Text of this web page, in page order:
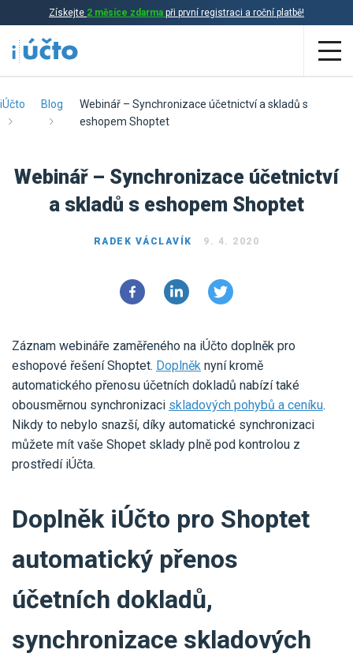
Získejte 2 měsíce zdarma při první registraci a roční platbě!
Aplikace
Daňová evidence
Fakturace
Přehled funkcí
Online daňová evidence
Online fakturace
Propojení s bankou
Účetní a manažerské reporty
Ceník a sklady
Pro uživatele iÚčto
Poptávka účetních služeb
Ceník účetních služeb
Pro koho je určené
Pro firmy
Pro živnostníky
VYZKOUŠET ZDARMA PŘIHLÁSIT SE
iÚčto Blog
Webinář – Synchronizace účetnictví a skladů s
eshopem Shoptet
Webinář – Synchronizace účetnictví
a skladů s eshopem Shoptet
RADEK VÁCLAVÍK 9. 4. 2020
Záznam webináře zaměřeného na iÚčto doplněk pro
eshopové řešení Shoptet. Doplněk nyní kromě
automatického přenosu účetních dokladů nabízí také
obousměrnou synchronizaci skladových pohybů a ceníku.
Nikdy to nebylo snazší, díky automatické synchronizaci
můžete mít vaše Shopet sklady plně pod kontrolou z
prostředí iÚčta.
Doplněk iÚčto pro Shoptet
automatický přenos
účetních dokladů,
synchronizace skladových